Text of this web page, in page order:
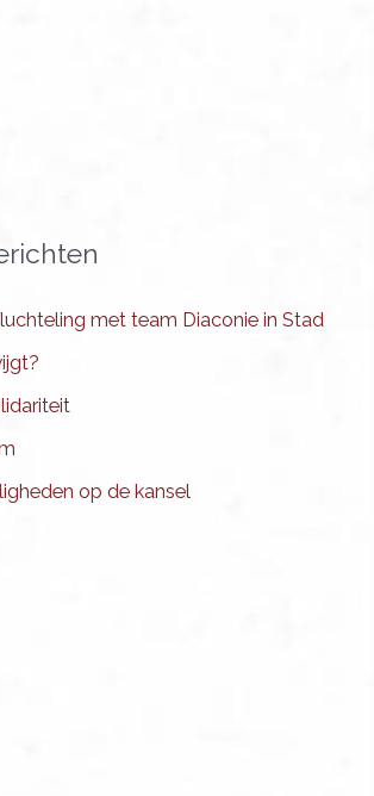
met team Diaconie in Stad
op de kansel